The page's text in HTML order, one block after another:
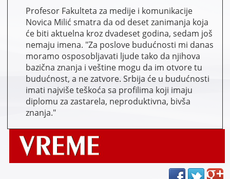
Profesor Fakulteta za medije i komunikacije
Novica Milić smatra da od deset zanimanja koja
će biti aktuelna kroz dvadeset godina, sedam još
nemaju imena. "Za poslove budućnosti mi danas
moramo osposobljavati ljude tako da njihova
bazična znanja i veštine mogu da im otvore tu
budućnost, a ne zatvore. Srbija će u budućnosti
imati najviše teškoća sa profilima koji imaju
diplomu za zastarela, neproduktivna, bivša
znanja."